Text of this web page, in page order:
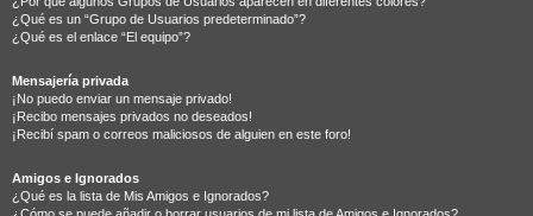
¿Qué es un “Grupo de Usuarios predeterminado”?
¿Qué es el enlace “El equipo”?
Mensajería privada
¡No puedo enviar un mensaje privado!
¡Recibo mensajes privados no deseados!
¡Recibí spam o correos maliciosos de alguien en este foro!
Amigos e Ignorados
¿Qué es la lista de Mis Amigos e Ignorados?
¿Cómo se puede añadir o borrar usuarios de mi lista de Amigos e Ignorados?